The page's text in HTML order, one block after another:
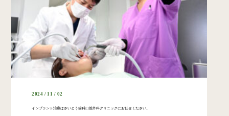
2024 / 11 / 02
インプラント治療はさいとう歯科口腔外科クリニックにお任せください。